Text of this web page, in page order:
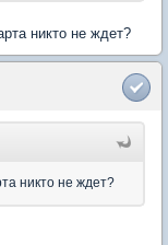
никто не ждет?
никто не ждет?